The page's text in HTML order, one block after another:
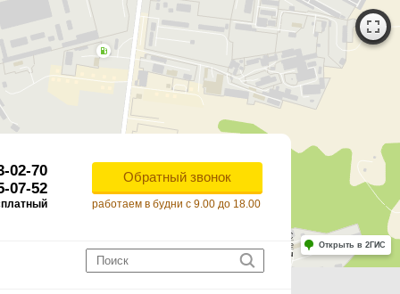
Работает на API 2ГИС
Лицензионное соглашение
корректной работы Raster JS API нужен ключ. Помощь: api@2gis.ru
Открыть в 2ГИС
02-70
07-52
Обратный звонок
работаем в будни с 9.00 до 18.00